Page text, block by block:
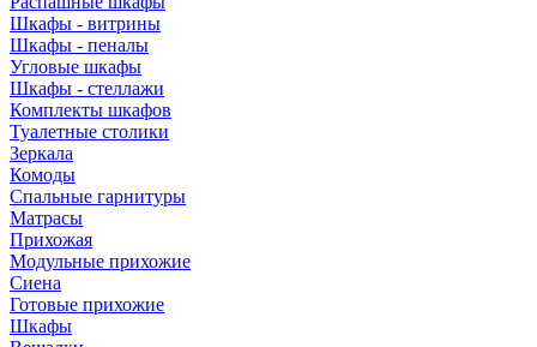
Шкафы - витрины
Шкафы - пеналы
Угловые шкафы
Шкафы - стеллажи
Комплекты шкафов
Туалетные столики
Зеркала
Комоды
Спальные гарнитуры
Матрасы
Прихожая
Модульные прихожие
Сиена
Готовые прихожие
Шкафы